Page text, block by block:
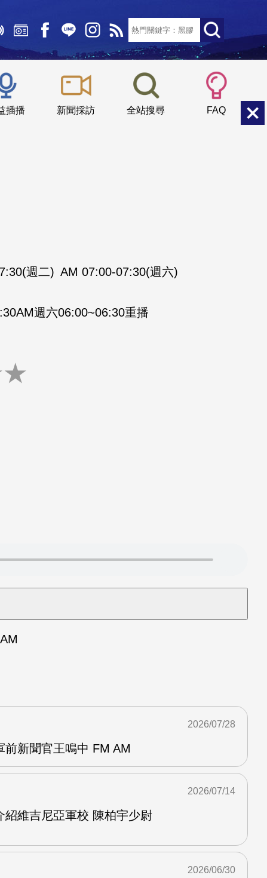
插播 新聞採訪 全站搜尋 FAQ
小 中
週二) AM 07:00-07:30(週六)
週六06:00~06:30重播
★
前新聞官王鳴中 FM AM
2026/07/28
紹維吉尼亞軍校 陳柏宇少尉
2026/07/14
2026/06/30